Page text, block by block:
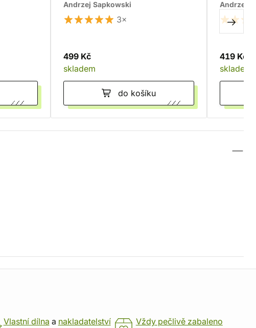
Andrzej Sapkowski
3×
499 Kč
skladem
do košíku
Andrzej
419 Kč
skladem
Vlastní dílna a nakladatelství Vždy pečlivě zabaleno